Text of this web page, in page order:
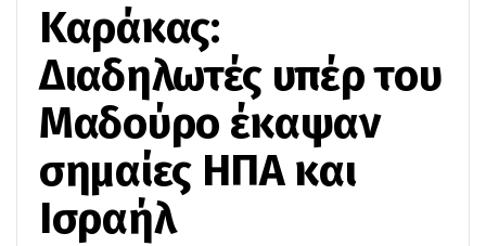
Καράκας:
Διαδηλωτές υπέρ του
Μαδούρο έκαψαν
σημαίες ΗΠΑ και
Ισραήλ